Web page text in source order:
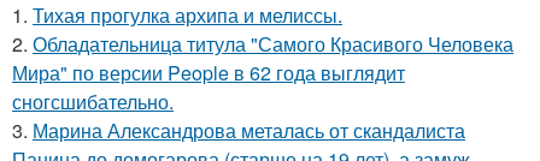
1. Тихая прогулка архипа и мелиссы.
2. Обладательница титула "Самого Красивого Человека
Мира" по версии People в 62 года выглядит
сногсшибательно.
3. Марина Александрова металась от скандалиста